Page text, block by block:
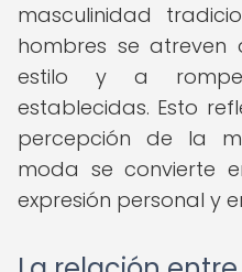
masculinidad
hombres se atreven
estilo y a
establecidas. Esto
percepción de la
moda se convierte
expresión personal y